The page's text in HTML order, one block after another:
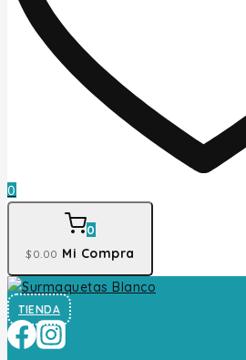
0
0
$0 .00 Mi Compra
TIENDA